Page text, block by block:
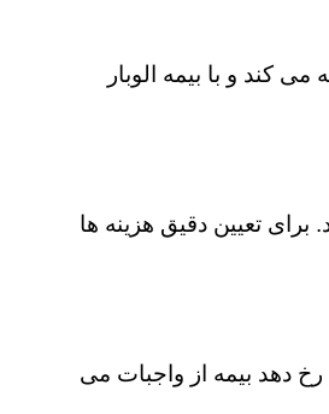
می کند و با بیمه الوبار
برای تعیین دقیق هزینه ها
دهد بیمه از واجبات می